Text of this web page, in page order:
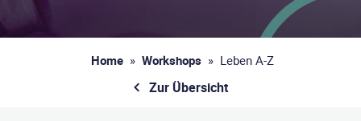
Home » Workshops » Leben A-Z
Zur Übersicht